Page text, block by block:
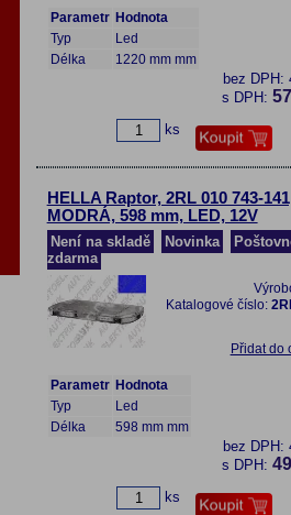
Parametr Hodnota
Typ
Led
Délka
1220 mm mm
bez DPH:
s DPH:
ks
HELLA Raptor, 2RL 010 743-
MODRÁ, 598 mm, LED, 12V
Není na skladě Novinka
zdarma
Katalogové číslo:
Přidat do
Parametr Hodnota
Typ
Led
Délka
598 mm mm
bez DPH:
s DPH:
ks